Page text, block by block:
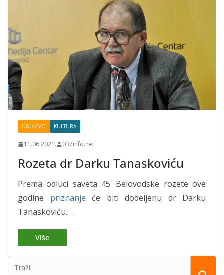
DRUŠTVO KULTURA
11.06.2021. 037info.net
Rozeta dr Darku Tanaskoviću
Prema odluci saveta 45. Belovodske rozete ove
godine priznanje će biti dodeljenu dr Darku
Tanaskoviću.…